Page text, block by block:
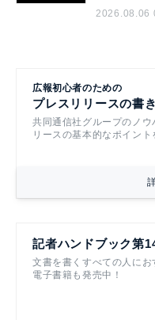
2026.08.06
広報初心者のための
プレスリリースの書
共同通信社グループのノウ
リースの基本的なポイント
記者ハンドブック第
文書を書くすべての人にお
電子書籍も発売中！